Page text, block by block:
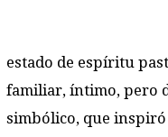
estado de espíritu
familiar, íntimo, pero
simbólico, que